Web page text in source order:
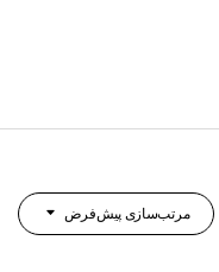
مرتب‌سازی پیش‌فرض